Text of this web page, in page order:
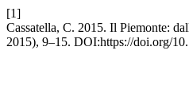
[1]
Cassatella, C. 2015. Il Piemonte:
2015), 9–15. DOI:https://doi.org/